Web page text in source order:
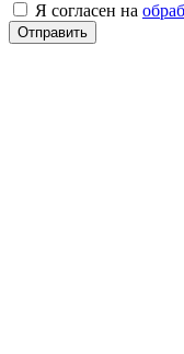
Я согласен на
Отправить